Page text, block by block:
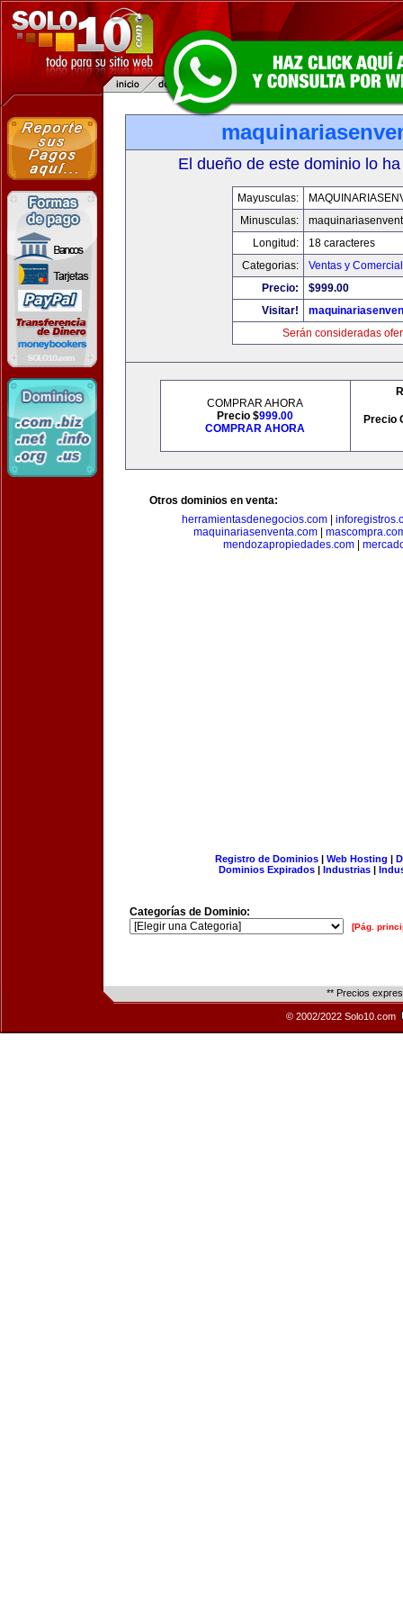
El dueño de este dominio lo
Mayusculas:
Minusculas:
Longitud:
18 caracteres
Categorias:
Ventas y
Precio:
$999.00
Visitar!
Serán consideradas
COMPRAR AHORA
Precio $999.00
COMPRAR AHORA
Precio
Otros dominios en venta:
herramientasdenegocios.com|
maquinariasenventa.com|
mendozapropiedades.com|
Registro de Dominios| Web Hosting |
Dominios Expirados | Industrias |
Categorías de Dominio:
[Pág.
** Precios
© 2002/2022 Solo10.com